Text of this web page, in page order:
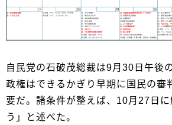
自民党の石破茂総裁は9月30日午後
政権はできるかぎり早期に国民の審
要だ。諸条件が整えば、10月27日
う」と述べた。